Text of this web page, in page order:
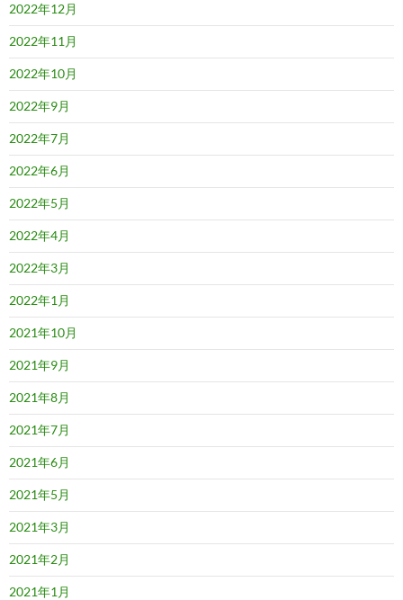
2022年12月
2022年11月
2022年10月
2022年9月
2022年7月
2022年6月
2022年5月
2022年4月
2022年3月
2022年1月
2021年10月
2021年9月
2021年8月
2021年7月
2021年6月
2021年5月
2021年3月
2021年2月
2021年1月